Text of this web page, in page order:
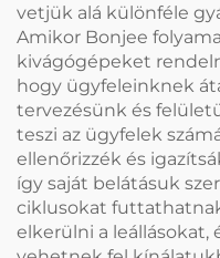
vetjük alá különféle
Amikor Bonjee
kivágógépeket
hogy ügyfeleinknek
tervezésünk és
teszi az ügyfelek
ellenőrizzék és
így saját belátásuk
ciklusokat
elkerülni a